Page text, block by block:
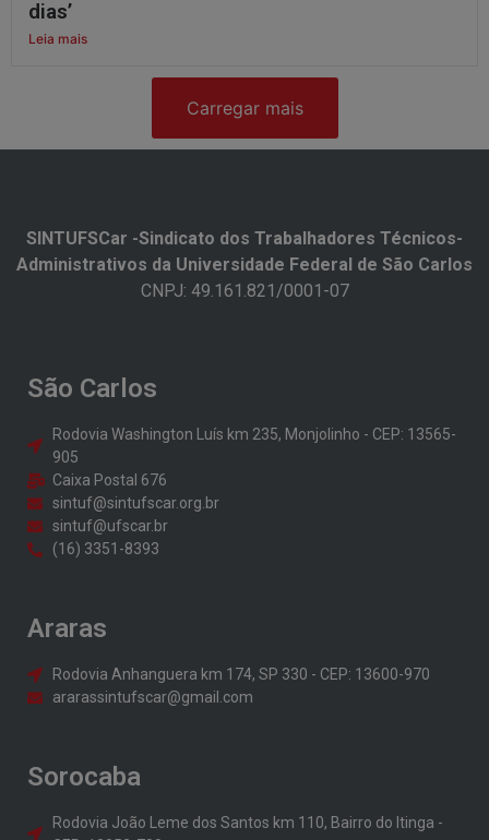
dias’
Leia mais
Carregar mais
SINTUFSCar -Sindicato dos Trabalhadores Técnicos-
Administrativos da Universidade Federal de São Carlos​
CNPJ: 49.161.821/0001-07
São Carlos
Rodovia Washington Luís km 235, Monjolinho - CEP: 13565-
905
Caixa Postal 676
sintuf@sintufscar.org.br
sintuf@ufscar.br
(16) 3351-8393
Araras
Rodovia Anhanguera km 174, SP 330 - CEP: 13600-970
ararassintufscar@gmail.com
Sorocaba
Rodovia João Leme dos Santos km 110, Bairro do Itinga -